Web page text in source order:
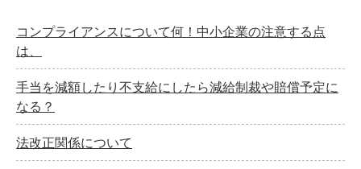
コンプライアンスについて何！中小企業の注意する点
は、
手当を減額したり不支給にしたら減給制裁や賠償予定に
なる？
法改正関係について